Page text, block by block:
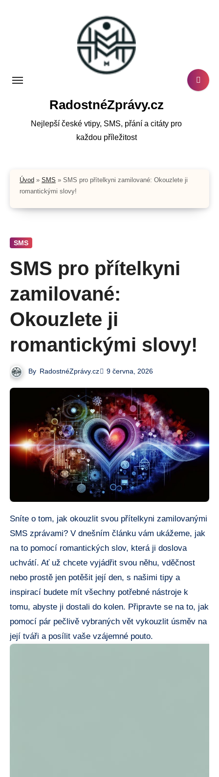
RadostnéZprávy.cz
Nejlepší české vtipy, SMS, přání a citáty pro
každou příležitost
Úvod » SMS » SMS pro přítelkyni zamilované: Okouzlete ji
romantickými slovy!
SMS
SMS pro přítelkyni
zamilované:
Okouzlete ji
romantickými slovy!
By RadostnéZprávy.cz 9 června, 2026
Sníte o tom, jak okouzlit svou přítelkyni zamilovanými
SMS zprávami? V dnešním článku vám ukážeme, jak
na to pomocí romantických slov, která ji doslova
uchvátí. Ať už chcete vyjádřit svou něhu, vděčnost
nebo prostě jen potěšit její den, s našimi tipy a
inspirací budete mít všechny potřebné nástroje k
tomu, abyste ji dostali do kolen. Připravte se na to, jak
pomocí pár pečlivě vybraných vět vykouzlit úsměv na
její tváři a posílit vaše vzájemné pouto.